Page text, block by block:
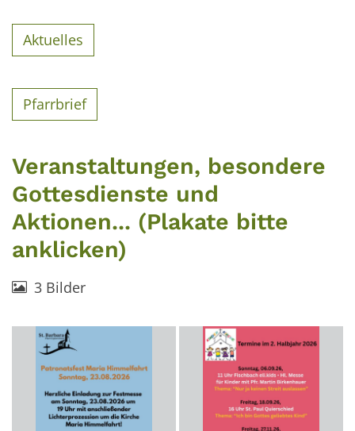
Aktuelles
Pfarrbrief
Veranstaltungen, besondere
Gottesdienste und
Aktionen... (Plakate bitte
anklicken)
3 Bilder